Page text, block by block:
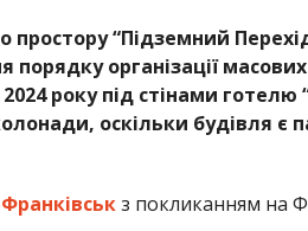
простору “Підземний
порядку організації
року під стінами готелю
оскільки будівля є
з покликанням на